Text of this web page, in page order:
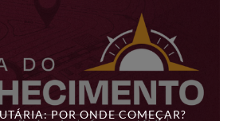
POR ONDE COMEÇAR?